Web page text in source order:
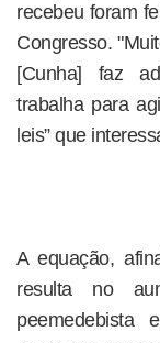
recebeu foram
Congresso.
[Cunha] faz
trabalha para
leis” que
A equação,
resulta no
peemedebista